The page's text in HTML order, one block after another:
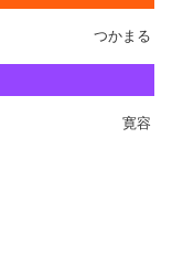
つかまる
寛容